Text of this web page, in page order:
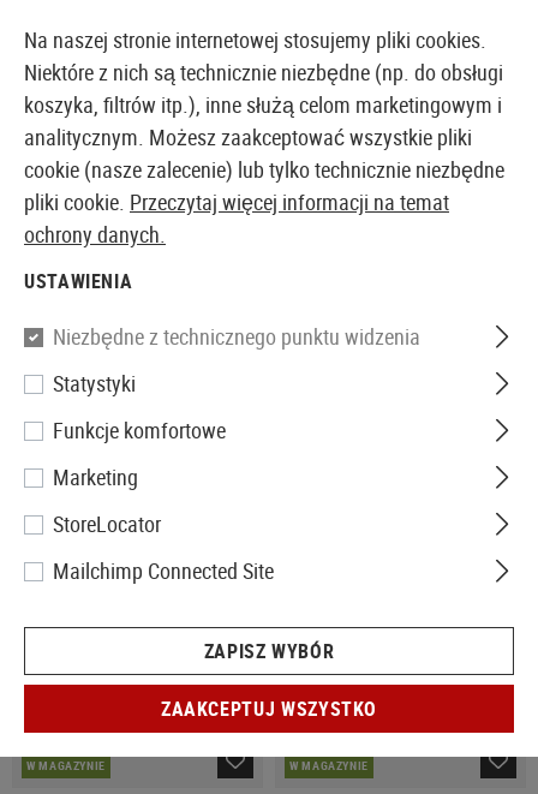
EUROPEJSKI AIRSOFT SKLEP I HURTOWNIA
Strona główna
45 Produkty
W MAGAZYNIE W MAGAZYNIE
Na naszej stronie internetowej stosujemy pliki cookies.
Niektóre z nich są technicznie niezbędne (np. do obsługi
koszyka, filtrów itp.), inne służą celom marketingowym i
analitycznym. Możesz zaakceptować wszystkie pliki
cookie (nasze zalecenie) lub tylko technicznie niezbędne
pliki cookie. Przeczytaj więcej informacji na temat
ochrony danych.
USTAWIENIA
Niezbędne z technicznego punktu widzenia
Statystyki
Funkcje komfortowe
Marketing
StoreLocator
Mailchimp Connected Site
ZAPISZ WYBÓR
ZAAKCEPTUJ WSZYSTKO